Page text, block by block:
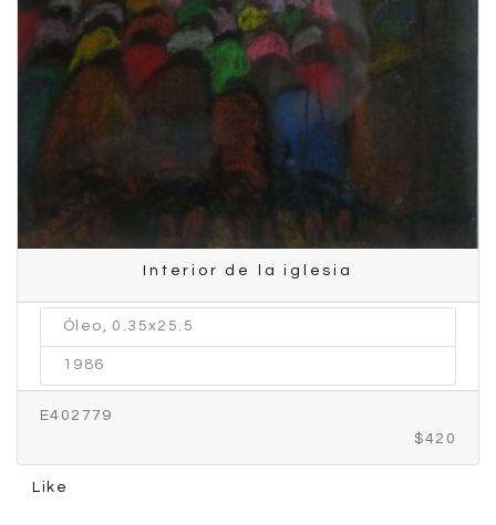
Interior de la iglesia
Óleo, 0.35x25.5
1986
E402779
$420
Like